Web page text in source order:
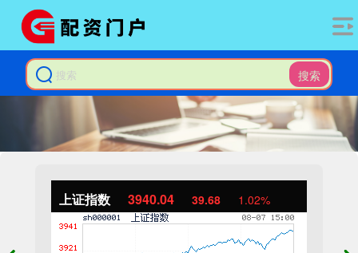
搜索
上证指数 3940.04 39.68 1.02%